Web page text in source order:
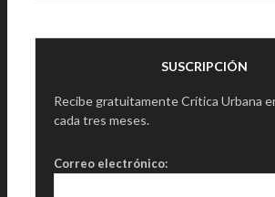
SUSCRIPCIÓN
Recibe gratuitamente Crítica Urbana
cada tres meses.
Correo electrónico: